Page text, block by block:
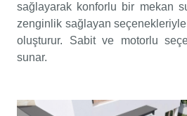
sağlayarak konforlu bir mekan
zenginlik sağlayan
oluşturur. Sabit ve motorlu
sunar.